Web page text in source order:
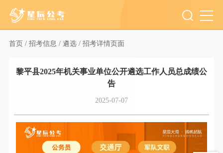
首页 / 招考信息 / 遴选 / 招考详情页面
黎平县2025年机关事业单位公开遴选工作人员总成绩公
告
2025-07-07